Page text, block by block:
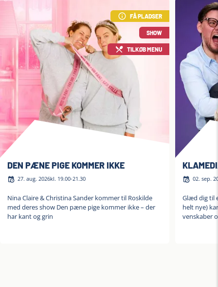
FÅ PLADSER
SHOW
TILKØB MENU
DEN PÆNE PIGE KOMMER IKKE
27. aug. 2026kl. 19.00-21.30
Nina Claire & Christina Sander kommer til Roskilde
med deres show Den pæne pige kommer ikke – der
har kant og grin
02. sep.
Glæd dig til
helt nye)
venskaber